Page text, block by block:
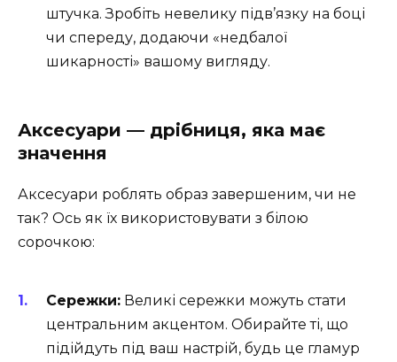
штучка. Зробіть невелику підв’язку на боці
чи спереду, додаючи «недбалої
шикарності» вашому вигляду.
Аксесуари — дрібниця, яка має
значення
Аксесуари роблять образ завершеним, чи не
так? Ось як їх використовувати з білою
сорочкою:
Сережки: Великі сережки можуть стати
центральним акцентом. Обирайте ті, що
підійдуть під ваш настрій, будь це гламур